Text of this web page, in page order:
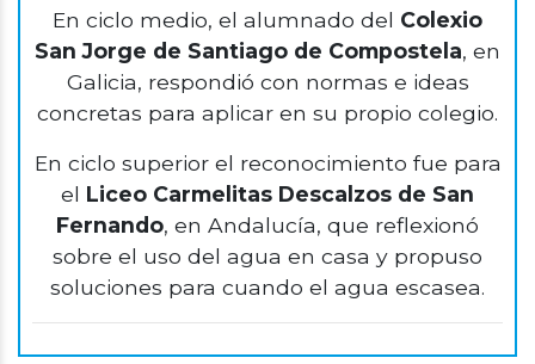
En ciclo medio, el alumnado del Colexio
San Jorge de Santiago de Compostela, en
Galicia, respondió con normas e ideas
concretas para aplicar en su propio colegio.
En ciclo superior el reconocimiento fue para
el Liceo Carmelitas Descalzos de San
Fernando, en Andalucía, que reflexionó
sobre el uso del agua en casa y propuso
soluciones para cuando el agua escasea.